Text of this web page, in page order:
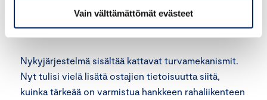
Vain välttämättömät evästeet
vakuusvaatimuksia, uusien asuntojen hinta nousisi
nykyistäkin korkeammaksi.
Nykyjärjestelmä sisältää kattavat turvamekanismit.
Nyt tulisi vielä lisätä ostajien tietoisuutta siitä,
kuinka tärkeää on varmistua hankkeen rahaliikenteen